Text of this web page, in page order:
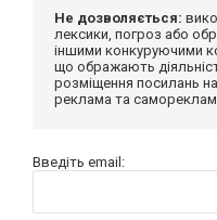
Не дозволяється:
лексики, погроз або
іншими конкуруючими
що ображають
розміщення посилань
реклама та
Введіть email: